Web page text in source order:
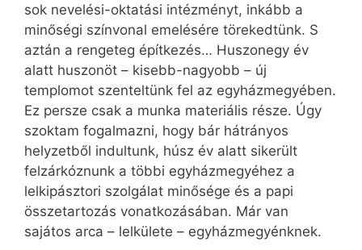
sok nevelési-oktatási intézményt, inkább a
minőségi színvonal emelésére törekedtünk. S
aztán a rengeteg építkezés… Huszonegy év
alatt huszonöt – kisebb-nagyobb – új
templomot szenteltünk fel az egyházmegyében.
Ez persze csak a munka materiális része. Úgy
szoktam fogalmazni, hogy bár hátrányos
helyzetből indultunk, húsz év alatt sikerült
felzárkóznunk a többi egyházmegyéhez a
lelkipásztori szolgálat minősége és a papi
összetartozás vonatkozásában. Már van
sajátos arca – lelkülete – egyházmegyénknek.